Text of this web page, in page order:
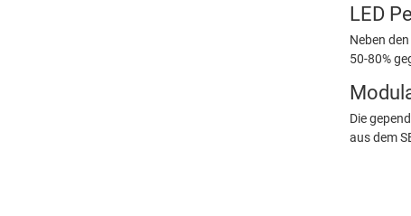
LED
Neben
50-80%
Die
aus dem